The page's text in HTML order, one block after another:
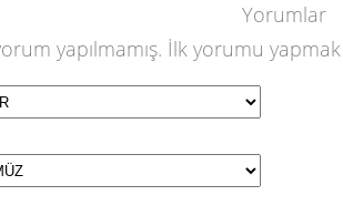
Yorumlar
yapılmamış. İlk yorumu